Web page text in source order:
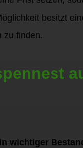
besitzt
zu finden.
wichtiger